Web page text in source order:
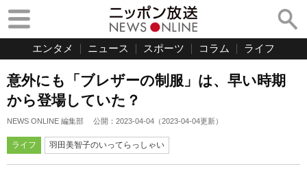
エンタメ ニュース スポーツ コラム ライフ
意外にも「ブレザーの制服」は、早い時期
から登場していた？
NEWS ONLINE 編集部 公開： 2023-04-04 （2023-04-04更新）
ライフ 羽田美智子のいってらっしゃい